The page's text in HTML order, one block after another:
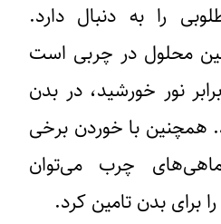
را به دنبال دارد.
محلول در چربی است
نور خورشید، در بدن
همچنین با خوردن برخی
چرب می‌توان